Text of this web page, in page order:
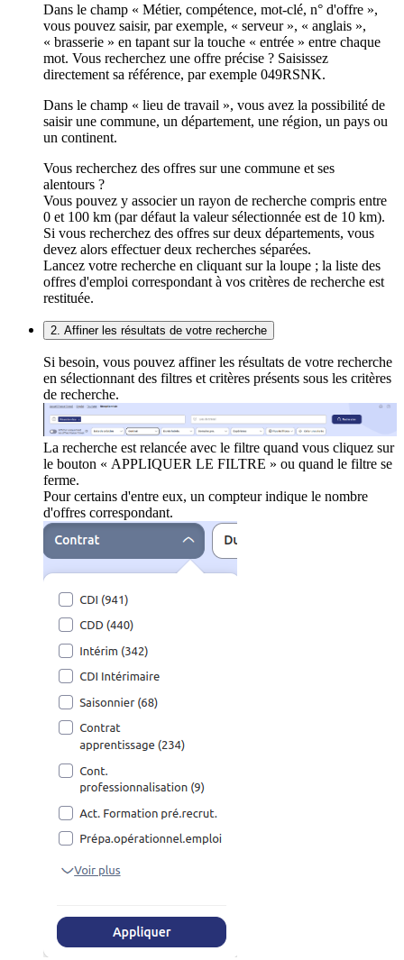
Dans le champ « Métier, compétence, mot-clé, n° d'offre »,
vous pouvez saisir, par exemple, « serveur », « anglais »,
« brasserie » en tapant sur la touche « entrée » entre chaque
mot. Vous recherchez une offre précise ? Saisissez
directement sa référence, par exemple 049RSNK.
Dans le champ « lieu de travail », vous avez la possibilité de
saisir une commune, un département, une région, un pays ou
un continent.
Vous recherchez des offres sur une commune et ses
alentours ?
Vous pouvez y associer un rayon de recherche compris entre
0 et 100 km (par défaut la valeur sélectionnée est de 10 km).
Si vous recherchez des offres sur deux départements, vous
devez alors effectuer deux recherches séparées.
Lancez votre recherche en cliquant sur la loupe ; la liste des
offres d'emploi correspondant à vos critères de recherche est
restituée.
2. Affiner les résultats de votre recherche
Si besoin, vous pouvez affiner les résultats de votre recherche
en sélectionnant des filtres et critères présents sous les critères
de recherche.
La recherche est relancée avec le filtre quand vous cliquez sur
le bouton « APPLIQUER LE FILTRE » ou quand le filtre se
ferme.
Pour certains d'entre eux, un compteur indique le nombre
d'offres correspondant.